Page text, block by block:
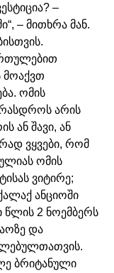
–
– მითხრა მან.
მოაქვთ
ომის
არის
ან შავი, ან
ვყვები, რომ
ომის
ვიტირე;
ანციოში
წლის 2 ნოემბერს
და
ბრიტანული